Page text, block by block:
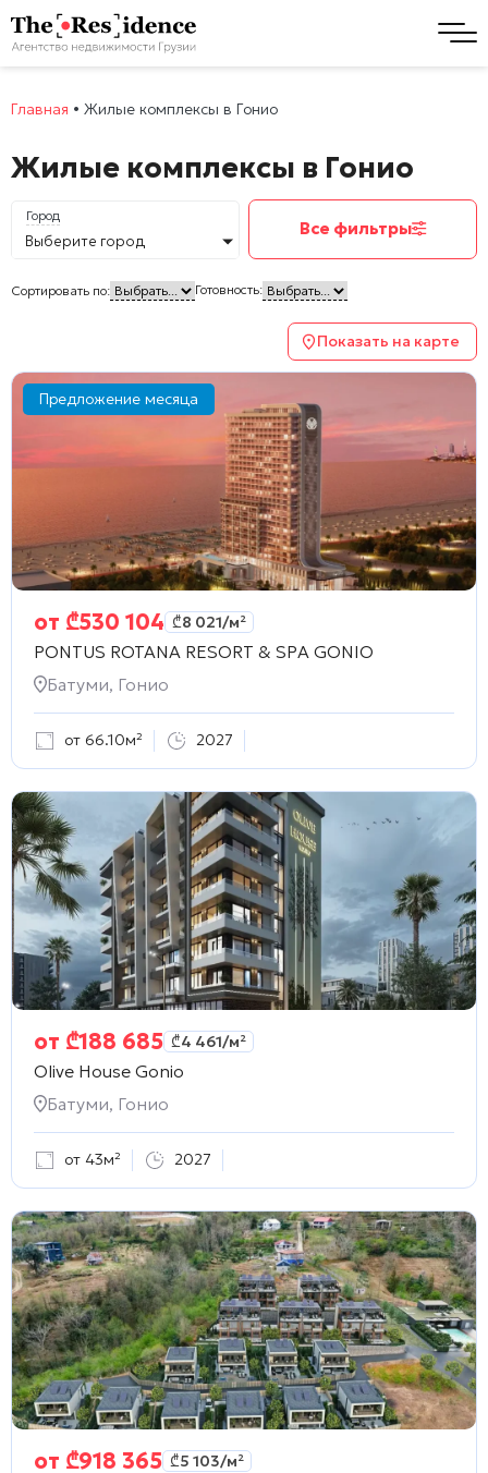
Главная • Жилые комплексы в Гонио
Жилые комплексы в Гонио
Город
Выберите город
Все фильтры
Сортировать по: Готовность:
Показать на карте
Предложение месяца
от ₾530 104 ₾8 021/м²
PONTUS ROTANA RESORT & SPA GONIO
Батуми, Гонио
от 66.10м² 2027
от ₾188 685 ₾4 461/м²
Olive House Gonio
Батуми, Гонио
от 43м² 2027
от ₾918 365 ₾5 103/м²